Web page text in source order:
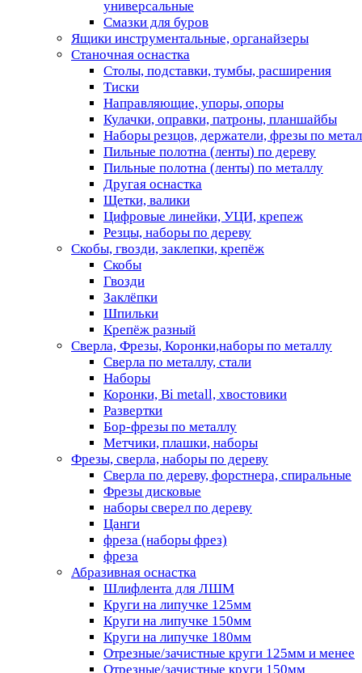
универсальные
Смазки для буров
Ящики инструментальные, органайзеры
Станочная оснастка
Столы, подставки, тумбы, расширения
Тиски
Направляющие, упоры, опоры
Кулачки, оправки, патроны, планшайбы
Наборы резцов, держатели, фрезы по
Пильные полотна (ленты) по дереву
Пильные полотна (ленты) по металлу
Другая оснастка
Щетки, валики
Цифровые линейки, УЦИ, крепеж
Резцы, наборы по дереву
Скобы, гвозди, заклепки, крепёж
Скобы
Гвозди
Заклёпки
Шпильки
Крепёж разный
Сверла, Фрезы, Коронки,наборы по металлу
Сверла по металлу, стали
Наборы
Коронки, Bi metall, хвостовики
Развертки
Бор-фрезы по металлу
Метчики, плашки, наборы
Фрезы, сверла, наборы по дереву
Сверла по дереву, форстнера, спиральные
Фрезы дисковые
наборы сверел по дереву
Цанги
фреза (наборы фрез)
фреза
Абразивная оснастка
Шлифлента для ЛШМ
Круги на липучке 125мм
Круги на липучке 150мм
Круги на липучке 180мм
Отрезные/зачистные круги 125мм и менее
Отрезные/зачистные круги 150мм